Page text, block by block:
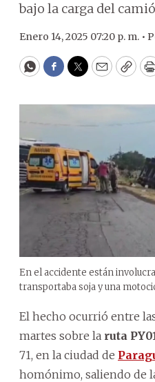
bajo la carga del
Enero 14, 2025 07:20 p. m. •
WhatsApp
Facebook
Twitter
Email
En el accidente están
transportaba soja y una
El hecho ocurrió entre las
martes sobre la ruta
71, en la ciudad de
homónimo, saliendo de